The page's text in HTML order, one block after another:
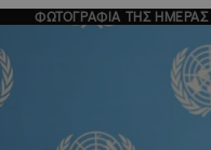
ΦΩΤΟΓΡΑΦΙΑ ΤΗΣ ΗΜΕΡΑΣ